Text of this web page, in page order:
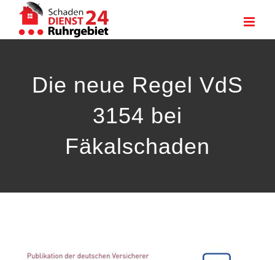
Inhalt
Die neue Regel VdS
3154 bei
Fäkalschaden